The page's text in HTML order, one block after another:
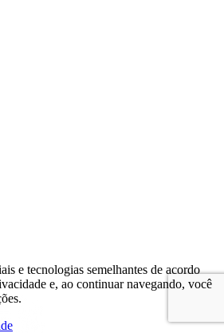
e tecnologias semelhantes de acordo
e, ao continuar navegando, você